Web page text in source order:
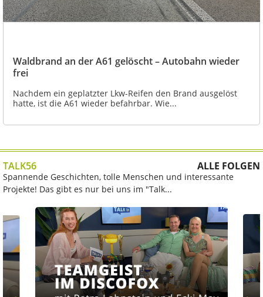
Waldbrand an der A61 gelöscht – Autobahn wieder
frei
Nachdem ein geplatzter Lkw-Reifen den Brand ausgelöst
hatte, ist die A61 wieder befahrbar. Wie...
TALK56 ALLE FOLGEN
Spannende Geschichten, tolle Menschen und interessante
Projekte! Das gibt es nur bei uns im "Talk...